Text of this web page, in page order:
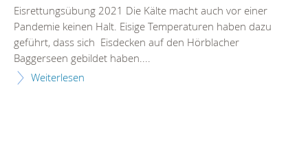
Eisrettungsübung 2021 Die Kälte macht auch vor einer
Pandemie keinen Halt. Eisige Temperaturen haben dazu
geführt, dass sich Eisdecken auf den Hörblacher
Baggerseen gebildet haben....
Weiterlesen